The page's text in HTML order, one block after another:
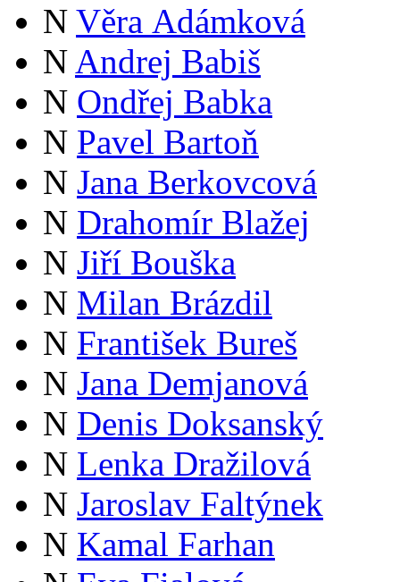
N Věra Adámková
N Andrej Babiš
N Ondřej Babka
N Pavel Bartoň
N Jana Berkovcová
N Drahomír Blažej
N Jiří Bouška
N Milan Brázdil
N František Bureš
N Jana Demjanová
N Denis Doksanský
N Lenka Dražilová
N Jaroslav Faltýnek
N Kamal Farhan